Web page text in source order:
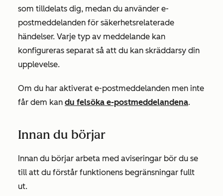
som tilldelats dig, medan du använder e-
postmeddelanden för säkerhetsrelaterade
händelser. Varje typ av meddelande kan
konfigureras separat så att du kan skräddarsy din
upplevelse.
Om du har aktiverat e-postmeddelanden men inte
får dem kan du felsöka e-postmeddelandena.
Innan du börjar
Innan du börjar arbeta med aviseringar bör du se
till att du förstår funktionens begränsningar fullt
ut.